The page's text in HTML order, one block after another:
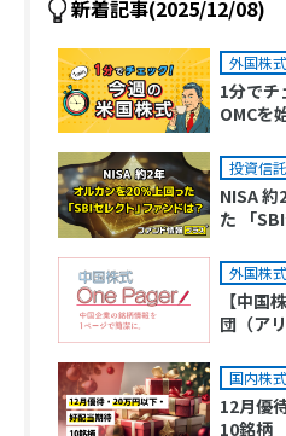
新着記事(2025/12/08)
外国株式
1分でチ
OMCを
投資信託
NISA
た 「
外国株式
【中国
団（ア
ー AI
国内株式
12月優
10銘柄